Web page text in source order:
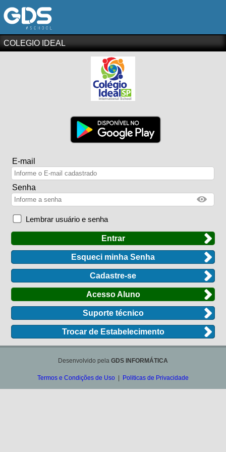
COLEGIO IDEAL
E-mail
Senha
Lembrar usuário e senha
Entrar
Esqueci minha Senha
Cadastre-se
Acesso Aluno
Suporte técnico
Trocar de Estabelecimento
Desenvolvido pela GDS INFORMÁTICA
Termos e Condições de Uso Politicas de Privacidade